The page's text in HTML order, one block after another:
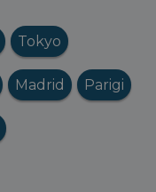
Tokyo
Madrid Parigi